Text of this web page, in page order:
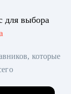
для выбора
которые